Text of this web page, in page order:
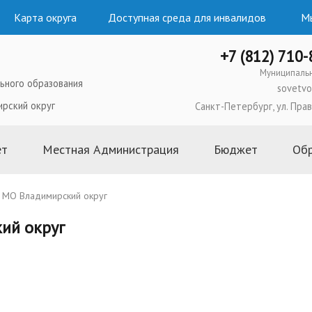
Карта округа Доступная среда для инвалидов
образования
округ
+7 (812)
Санкт-Петербург, ул.
образования
Совета
Совета
Местная Администрация
Глава Местной Администрации
Администрации
Бюджет
Владимирский округ
округ